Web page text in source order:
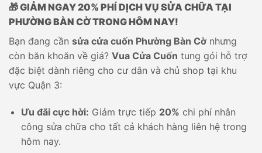
🎁 GIẢM NGAY 20% PHÍ DỊCH VỤ SỬA CHỮA TẠI
PHƯỜNG BÀN CỜ TRONG HÔM NAY!
Bạn đang cần sửa cửa cuốn Phường Bàn Cờ nhưng
còn băn khoăn về giá? Vua Cửa Cuốn tung gói hỗ trợ
đặc biệt dành riêng cho cư dân và chủ shop tại khu
vực Quận 3:
Ưu đãi cực hời: Giảm trực tiếp 20% chi phí nhân
công sửa chữa cho tất cả khách hàng liên hệ trong
hôm nay.